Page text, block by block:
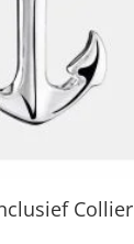
Collier